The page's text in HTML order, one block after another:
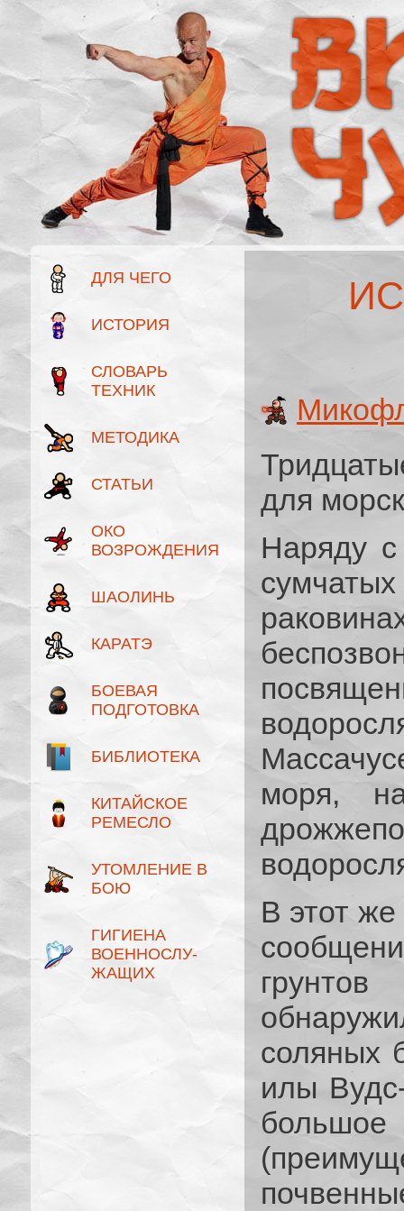
ДЛЯ ЧЕГО
ИСТОРИЯ
СЛОВАРЬ
ТЕХНИК
МЕТОДИКА
СТАТЬИ
ОКО
ВОЗРОЖДЕНИЯ
ШАОЛИНЬ
КАРАТЭ
БОЕВАЯ
ПОДГОТОВКА
БИБЛИОТЕКА
КИТАЙСКОЕ
РЕМЕСЛО
УТОМЛЕНИЕ В
БОЮ
ГИГИЕНА
ВОЕННОСЛУ­
ЖАЩИХ
для
Наряду
моря,
В этот
соляных
илы